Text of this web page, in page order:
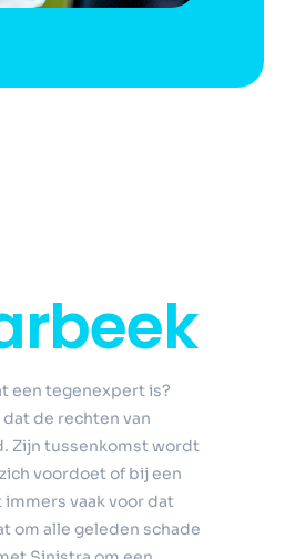
een tegenexpert is?
de rechten van
Zijn tussenkomst wordt
voordoet of bij een
vaak voor dat
om alle geleden schade